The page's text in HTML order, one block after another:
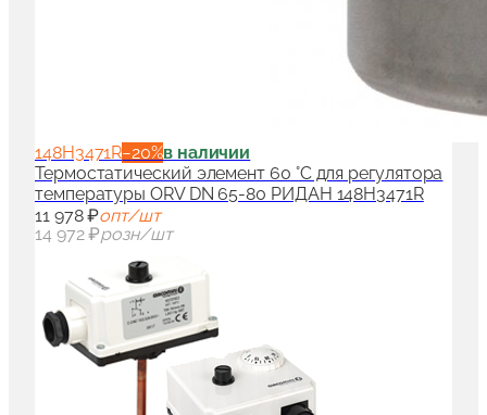
148H3471R−20%в наличии
Термостатический элемент 60 °C для регулятора
температуры ORV DN 65-80 РИДАН 148H3471R
11 978 ₽опт/шт
14 972 ₽розн/шт